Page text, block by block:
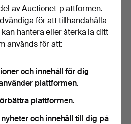
nyhetsbrev. (frivilligt)
föremål och inspiration. Om du
prenumerationen.
samt bekräftar att jag
.
konto
av Auctionet-plattformen.
för att tillhandahålla
hantera eller återkalla ditt
används för att:
och innehåll för dig
plattformen.
plattformen.
och innehåll till dig på